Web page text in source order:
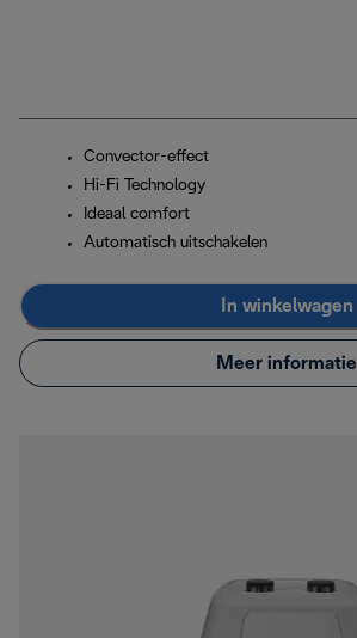
Convector-effect
Hi-Fi Technology
Ideaal comfort
Automatisch uitschakelen
In winkelwagen
Meer informatie